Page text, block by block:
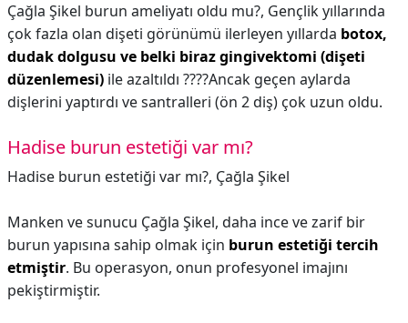
Çağla Şikel burun ameliyatı oldu mu?, Gençlik yıllarında
çok fazla olan dişeti görünümü ilerleyen yıllarda botox,
dudak dolgusu ve belki biraz gingivektomi (dişeti
düzenlemesi) ile azaltıldı ????Ancak geçen aylarda
dişlerini yaptırdı ve santralleri (ön 2 diş) çok uzun oldu.
Hadise burun estetiği var mı?
Hadise burun estetiği var mı?, Çağla Şikel
Manken ve sunucu Çağla Şikel, daha ince ve zarif bir
burun yapısına sahip olmak için burun estetiği tercih
etmiştir. Bu operasyon, onun profesyonel imajını
pekiştirmiştir.